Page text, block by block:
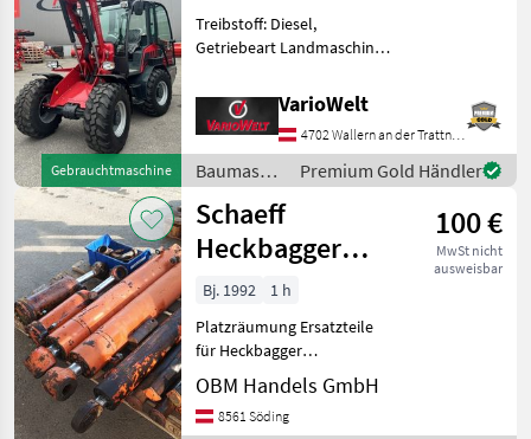
Gebrauchtmaschine
Treibstoff: Diesel,
Getriebeart Landmaschine:
Geräteverriegelung, Kabine,
Schnellwechselrahmen,
Zusatz-Hydraulikkreis
Radlader Schäffer 5470z D
VarioWelt
4702 Wallern an der Trattnach
Baumaschinen
/ Schäffer
Premium Gold Händler
Schaeff
Heckbagger
Anbaubagger
100 €
MwSt nicht
ausweisbar
Bj. 1992
1 h
Platzräumung Ersatzteile
für Heckbagger
Anbaubagger Schaeff HT 22
wie diverse Zylinder
Ausleger Löffelstiel
OBM Handels GmbH
8561 Söding